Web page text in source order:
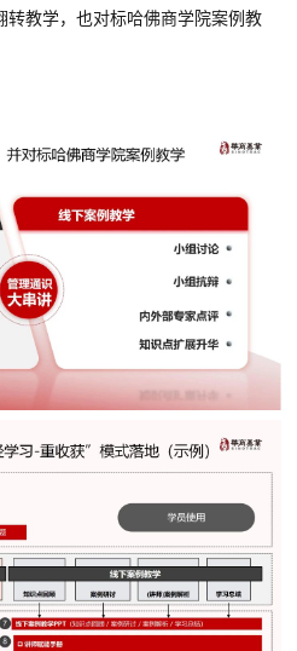
转教学，也对标哈佛商学院案例教